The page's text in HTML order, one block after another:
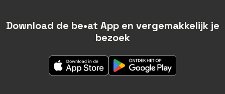
Download de be•at App en vergemakkelijk je
bezoek